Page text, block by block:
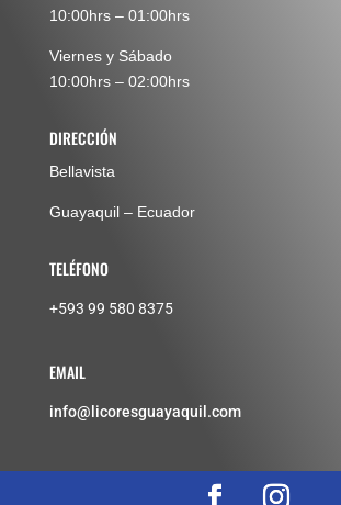
10:00hrs – 01:00hrs
Viernes y Sábado
10:00hrs – 02:00hrs
DIRECCIÓN
Bellavista
Guayaquil – Ecuador
TELÉFONO
+593 99 580 8375
EMAIL
info@licoresguayaquil.com